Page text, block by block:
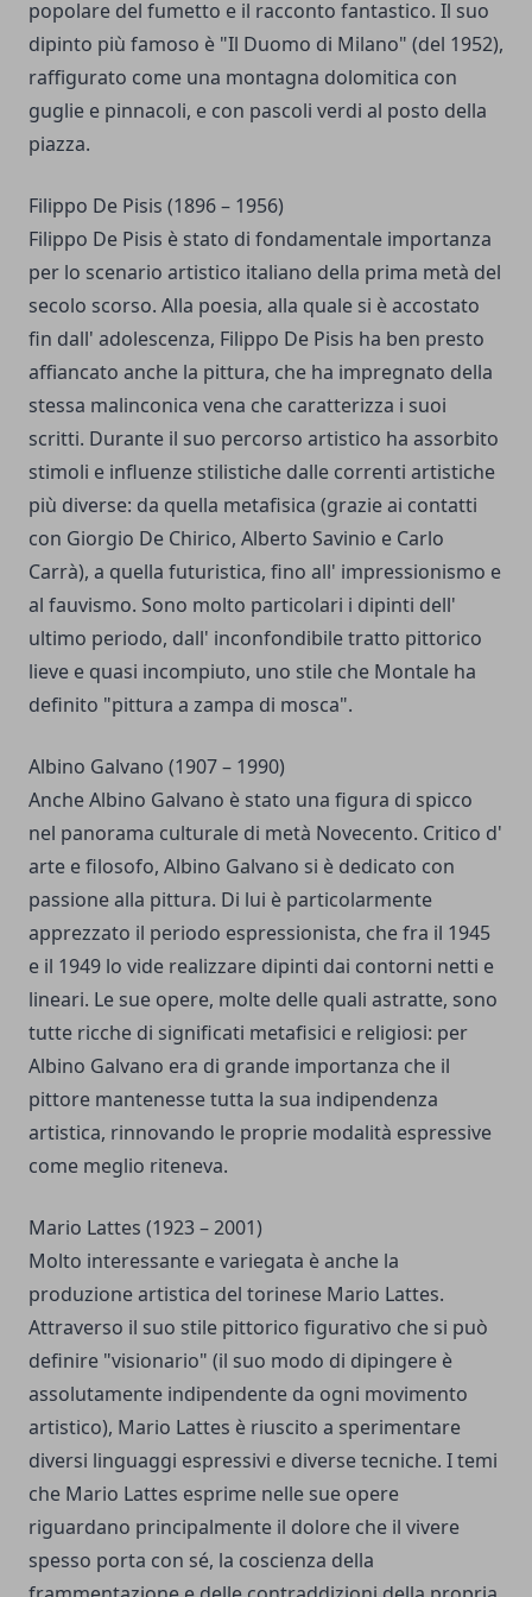
popolare del fumetto e il racconto fantastico. Il suo
dipinto più famoso è "Il Duomo di Milano" (del 1952),
raffigurato come una montagna dolomitica con
guglie e pinnacoli, e con pascoli verdi al posto della
piazza.
Filippo De Pisis (1896 – 1956)
Filippo De Pisis è stato di fondamentale importanza
per lo scenario artistico italiano della prima metà del
secolo scorso. Alla poesia, alla quale si è accostato
fin dall' adolescenza, Filippo De Pisis ha ben presto
affiancato anche la pittura, che ha impregnato della
stessa malinconica vena che caratterizza i suoi
scritti. Durante il suo percorso artistico ha assorbito
stimoli e influenze stilistiche dalle correnti artistiche
più diverse: da quella metafisica (grazie ai contatti
con Giorgio De Chirico, Alberto Savinio e Carlo
Carrà), a quella futuristica, fino all' impressionismo e
al fauvismo. Sono molto particolari i dipinti dell'
ultimo periodo, dall' inconfondibile tratto pittorico
lieve e quasi incompiuto, uno stile che Montale ha
definito "pittura a zampa di mosca".
Albino Galvano (1907 – 1990)
Anche Albino Galvano è stato una figura di spicco
nel panorama culturale di metà Novecento. Critico d'
arte e filosofo, Albino Galvano si è dedicato con
passione alla pittura. Di lui è particolarmente
apprezzato il periodo espressionista, che fra il 1945
e il 1949 lo vide realizzare dipinti dai contorni netti e
lineari. Le sue opere, molte delle quali astratte, sono
tutte ricche di significati metafisici e religiosi: per
Albino Galvano era di grande importanza che il
pittore mantenesse tutta la sua indipendenza
artistica, rinnovando le proprie modalità espressive
come meglio riteneva.
Mario Lattes (1923 – 2001)
Molto interessante e variegata è anche la
produzione artistica del torinese Mario Lattes.
Attraverso il suo stile pittorico figurativo che si può
definire "visionario" (il suo modo di dipingere è
assolutamente indipendente da ogni movimento
artistico), Mario Lattes è riuscito a sperimentare
diversi linguaggi espressivi e diverse tecniche. I temi
che Mario Lattes esprime nelle sue opere
riguardano principalmente il dolore che il vivere
spesso porta con sé, la coscienza della